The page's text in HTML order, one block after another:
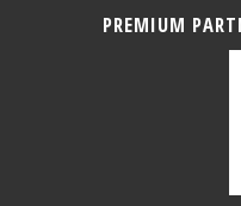
PREMIUM